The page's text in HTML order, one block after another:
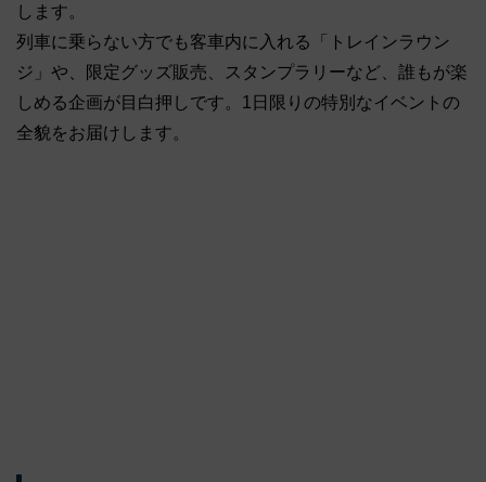
します。
列車に乗らない方でも客車内に入れる「トレインラウン
ジ」や、限定グッズ販売、スタンプラリーなど、誰もが楽
しめる企画が目白押しです。1日限りの特別なイベントの
全貌をお届けします。